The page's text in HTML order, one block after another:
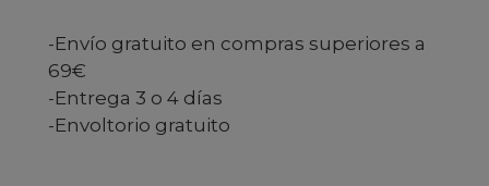
-Envío gratuito en compras superiores a
69€
-Entrega 3 o 4 días
-Envoltorio gratuito